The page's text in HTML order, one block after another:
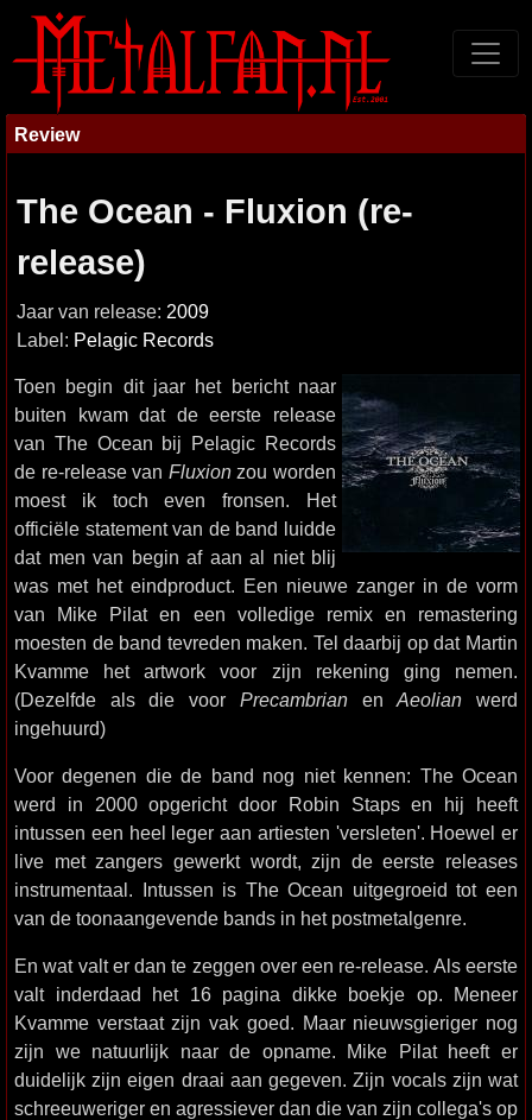
Review
The Ocean - Fluxion (re-
release)
Jaar van release: 2009
Label: Pelagic Records
Toen begin dit jaar het bericht naar
buiten kwam dat de eerste release
van The Ocean bij Pelagic Records
de re-release van Fluxionzou worden
moest ik toch even fronsen. Het
officiële statement van de band luidde
dat men van begin af aan al niet blij
was met het eindproduct. Een nieuwe zanger in de vorm
van Mike Pilat en een volledige remix en remastering
moesten de band tevreden maken. Tel daarbij op dat Martin
Kvamme het artwork voor zijn rekening ging nemen.
(Dezelfde als die voor PrecambrianenAeolian werd
ingehuurd)
Voor degenen die de band nog niet kennen: The Ocean
werd in 2000 opgericht door Robin Staps en hij heeft
intussen een heel leger aan artiesten 'versleten'. Hoewel er
live met zangers gewerkt wordt, zijn de eerste releases
instrumentaal. Intussen is The Ocean uitgegroeid tot een
van de toonaangevende bands in het postmetalgenre.
En wat valt er dan te zeggen over een re-release. Als eerste
valt inderdaad het 16 pagina dikke boekje op. Meneer
Kvamme verstaat zijn vak goed. Maar nieuwsgieriger nog
zijn we natuurlijk naar de opname. Mike Pilat heeft er
duidelijk zijn eigen draai aan gegeven. Zijn vocals zijn wat
schreeuweriger en agressiever dan die van zijn collega's op